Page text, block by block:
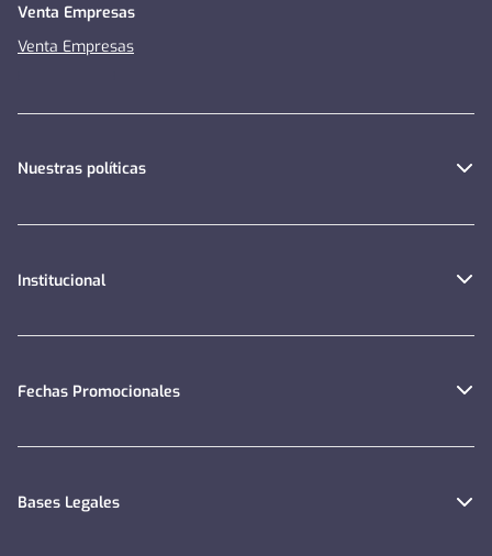
Venta Empresas
Venta Empresas
Nuestras políticas
Institucional
Fechas Promocionales
Bases Legales